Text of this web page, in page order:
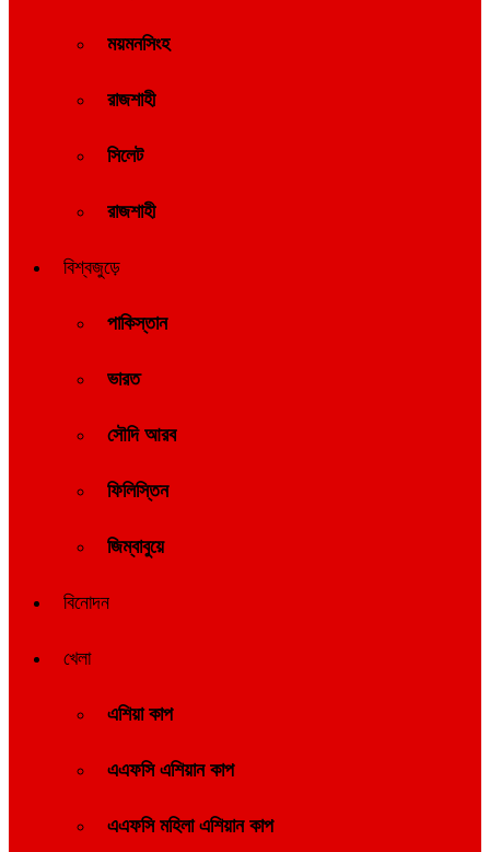
ময়মনসিংহ
রাজশাহী
সিলেট
রাজশাহী
বিশ্বজুড়ে
পাকিস্তান
ভারত
সৌদি আরব
ফিলিস্তিন
জিম্বাবুয়ে
বিনোদন
খেলা
এশিয়া কাপ
এএফসি এশিয়ান কাপ
এএফসি মহিলা এশিয়ান কাপ